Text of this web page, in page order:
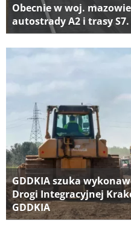
Obecnie w woj.
autostrady A2 i trasy S7.
GDDKIA szuka
Drogi Integracyjnej
GDDKIA